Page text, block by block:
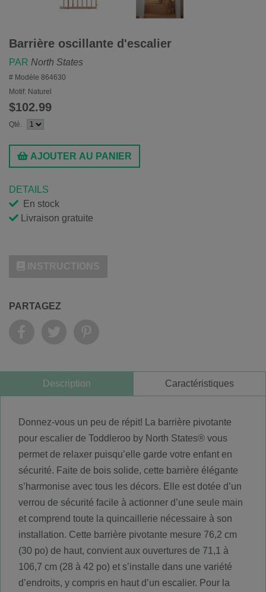
Barrière oscillante d'escalier
PAR North States
# Modèle 864630
Motif: Naturel
$102.99
Qté.
AJOUTER AU PANIER
DETAILS
En stock
Livraison gratuite
PARTAGEZ
Description Caractéristiques
Donnez-vous un peu de répit! La barrière pivotante
pour escalier de Toddleroo by North States® vous
permet de relaxer puisqu’elle garde votre enfant en
sécurité. Faite de bois solide, cette barrière élégante
s’harmonise avec tous les décors. Elle est dotée d’un
verrou de sécurité facile à actionner d’une seule main
et comprend toute la quincaillerie nécessaire à son
installation. Cette barrière pivotante mesure 76,2 cm
(30 po) de haut, convient aux ouvertures de 71,1 à
106,7 cm (28 à 42 po) et s’installe dans une variété
d’endroits, y compris en haut d’un escalier. Pour la